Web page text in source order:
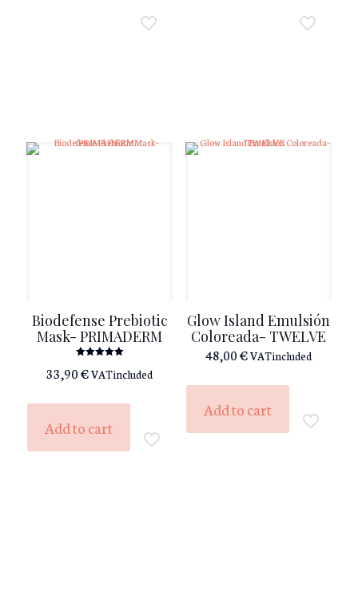
Biodefense Prebiotic
Mask- PRIMADERM
5.00
33,90€VAT included
Add to cart
Glow Island Emulsión
Coloreada- TWELVE
48,00€VAT included
Add to cart